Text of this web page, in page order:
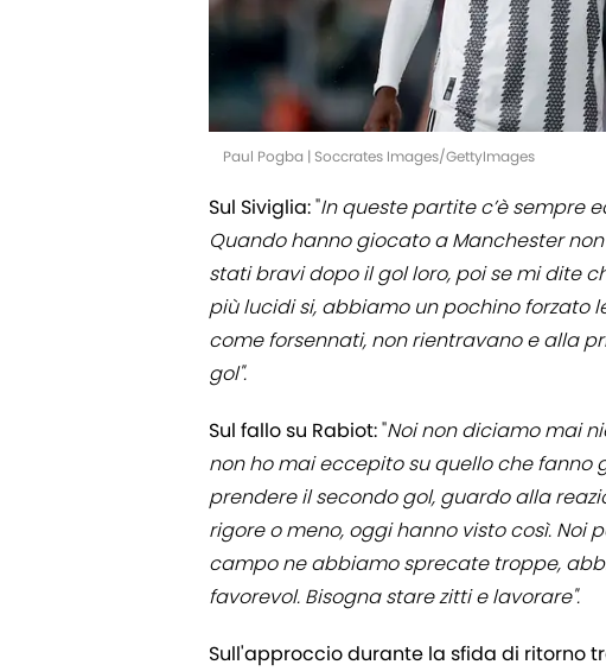
Paul Pogba | Soccrates Images/GettyImages
Sul Siviglia:"In queste partite c’è sempre
Quando hanno giocato a Manchester
stati bravi dopo il gol loro, poi se mi dite
più lucidi si, abbiamo un pochino forzato
come forsennati, non rientravano e alla
gol".
Sul fallo su Rabiot:"Noi non diciamo mai
non ho mai eccepito su quello che fanno
prendere il secondo gol, guardo alla
rigore o meno, oggi hanno visto così. Noi
campo ne abbiamo sprecate troppe,
favorevol. Bisogna stare zitti e lavorare".
Sull'approccio durante la sfida di ritorno